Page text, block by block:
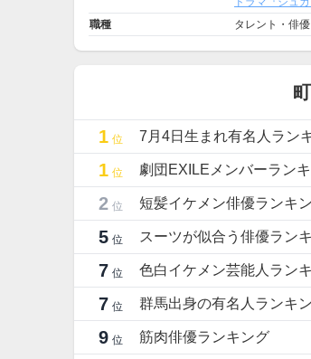
職種
タレント・俳
1 位 7月4日生まれ有名人ラン
1 位 劇団EXILEメンバーラン
2 位 短髪イケメン俳優ランキ
5 位 スーツが似合う俳優ラン
7 位 色白イケメン芸能人ラン
7 位 群馬出身の有名人ランキ
9 位 筋肉俳優ランキング